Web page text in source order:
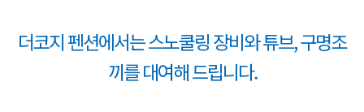
더코지 펜션에서는 스노쿨링 장비와 튜브, 구명조
끼를 대여해 드립니다.